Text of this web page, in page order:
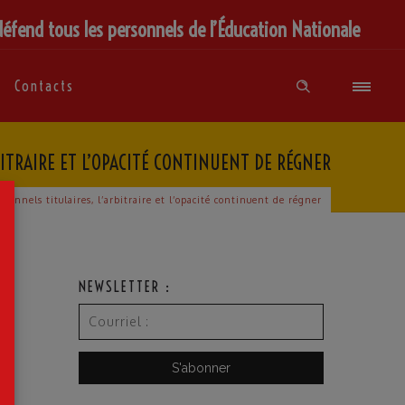
tous les personnels de l’Éducation Nationale
Contacts
ET L’OPACITÉ CONTINUENT DE RÉGNER
titulaires, l’arbitraire et l’opacité continuent de régner
NEWSLETTER :